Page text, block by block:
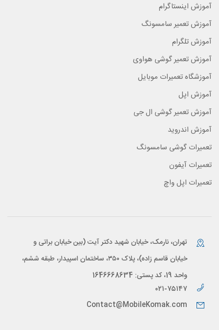
آموزش اینستاگرام
آموزش تعمیر سامسونگ
آموزش تلگرام
آموزش تعمیر گوشی هواوی
آموزشگاه تعمیرات موبایل
آموزش اپل
آموزش تعمیر گوشی ال جی
آموزش اندروید
تعمیرات گوشی سامسونگ
تعمیرات آیفون
تعمیرات اپل واچ
تهران، نارمک، خیابان شهید دکتر آیت (بین خیابان براتی و
خیابان قاسم زاده)، پلاک ۳۵۰، ساختمان اسپیدار، طبقه ششم،
واحد 19، کد پستی: 1646668634
۰۲۱-۷۵۱۴۷
Contact@MobileKomak.com